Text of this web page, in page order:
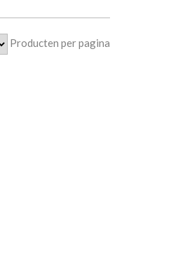
Producten per pagina